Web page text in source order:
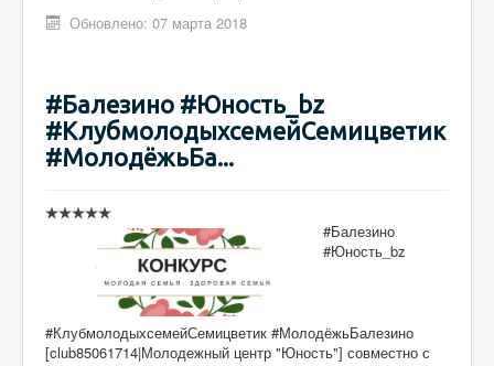
Обновлено: 07 марта 2018
#Балезино #Юность_bz
#КлубмолодыхсемейСемицветик
#МолодёжьБа...
#Балезино
#Юность_bz
#КлубмолодыхсемейСемицветик #МолодёжьБалезино
[club85061714|Молодежный центр "Юность"] совместно с